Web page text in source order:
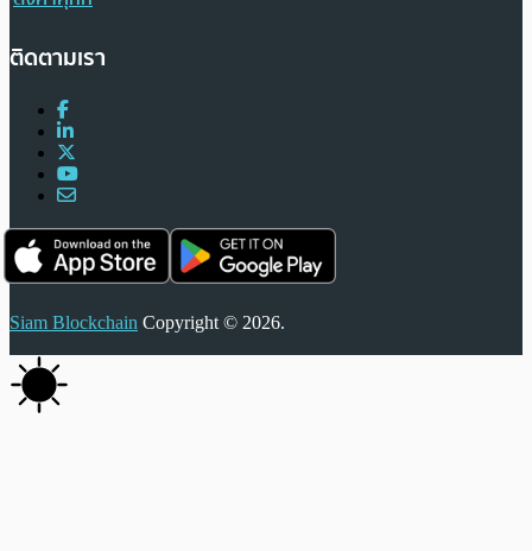
ติดตามเรา
Siam Blockchain Copyright © 2026.